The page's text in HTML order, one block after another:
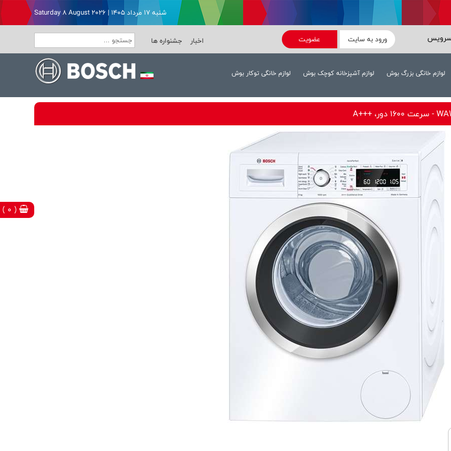
( 0 )
شنبه ۱۷ مرداد ۱۴۰۵ | Saturday 8 August 2026
ورود به سایت عضویت اخبار جشنواره ها
لوازم خانگی بزرگ بوش لوازم آشپزخانه کوچک بوش لوازم خانگی توکار بوش